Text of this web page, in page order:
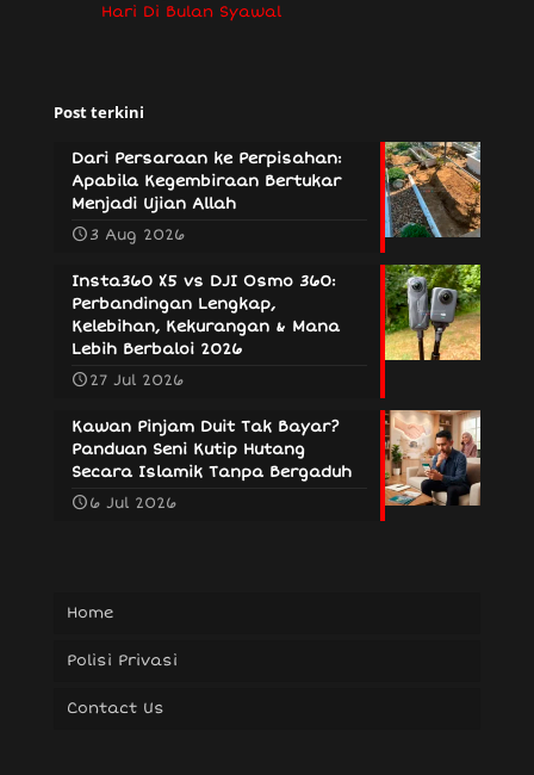
Hari Di Bulan Syawal
Post terkini
Dari Persaraan ke Perpisahan:
Apabila Kegembiraan Bertukar
Menjadi Ujian Allah
3 Aug 2026
Insta360 X5 vs DJI Osmo 360:
Perbandingan Lengkap,
Kelebihan, Kekurangan & Mana
Lebih Berbaloi 2026
27 Jul 2026
Kawan Pinjam Duit Tak Bayar?
Panduan Seni Kutip Hutang
Secara Islamik Tanpa Bergaduh
6 Jul 2026
Home
Polisi Privasi
Contact Us